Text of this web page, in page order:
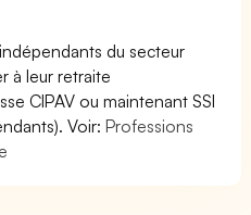
du secteur
à leur retraite
CIPAV ou maintenant SSI
Voir:Professions